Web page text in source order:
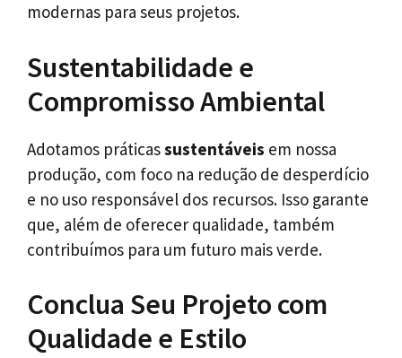
modernas para seus projetos.
Sustentabilidade e
Compromisso Ambiental
Adotamos práticassustentáveis em nossa
produção, com foco na redução de desperdício
e no uso responsável dos recursos. Isso garante
que, além de oferecer qualidade, também
contribuímos para um futuro mais verde.
Conclua Seu Projeto com
Qualidade e Estilo